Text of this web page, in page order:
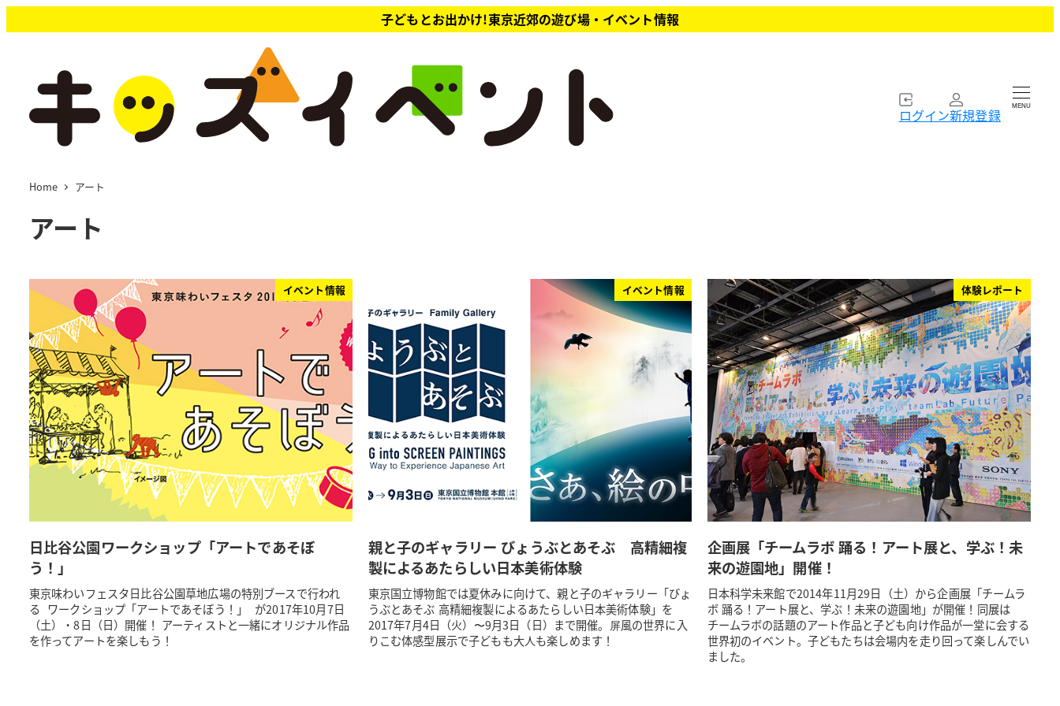
イ
子どもとお出かけ!東京近郊の遊び場・イベント情報
ログイン新規登録 MENU
Home アート
アート
イベント情報
日比谷公園ワークショップ「アートであそぼ
う！」
東京味わいフェスタ日比谷公園草地広場の特別ブースで行われ
る ワークショップ「アートであそぼう！」 が2017年10月7日
（土）・8日（日）開催！ アーティストと一緒にオリジナル作品
を作ってアートを楽しもう！
イベント情報
親と子のギャラリー びょうぶとあそぶ 高精細複
製によるあたらしい日本美術体験
東京国立博物館では夏休みに向けて、親と子のギャラリー「びょ
うぶとあそぶ 高精細複製によるあたらしい日本美術体験」を
2017年7月4日（火）〜9月3日（日）まで開催。屏風の世界に入
りこむ体感型展示で子どもも大人も楽しめます！
体験レポート
企画展「チームラボ 踊る！アート展と、学ぶ！未
来の遊園地」開催！
日本科学未来館で2014年11月29日（土）から企画展「チームラ
ボ 踊る！アート展と、学ぶ！未来の遊園地」が開催！同展は
チームラボの話題のアート作品と子ども向け作品が一堂に会する
世界初のイベント。子どもたちは会場内を走り回って楽しんでい
ました。